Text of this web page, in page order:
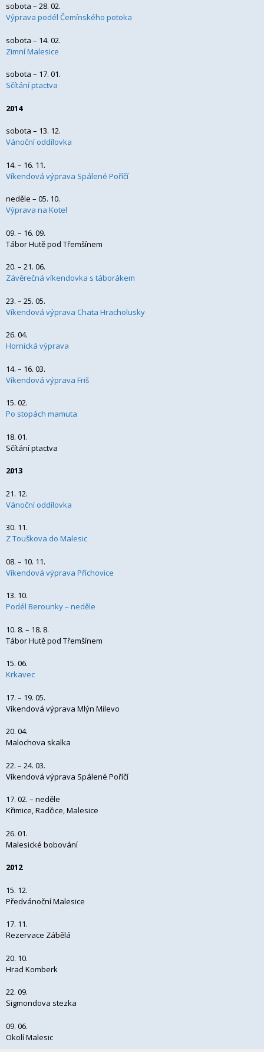
sobota – 28. 02.
Výprava podél Čemínského potoka
sobota – 14. 02.
Zimní Malesice
sobota – 17. 01.
Sčítání ptactva
2014
sobota – 13. 12.
Vánoční oddílovka
14. – 16. 11.
Víkendová výprava Spálené Poříčí
neděle – 05. 10.
Výprava na Kotel
09. – 16. 09.
Tábor Hutě pod Třemšínem
20. – 21. 06.
Závěrečná víkendovka s táborákem
23. – 25. 05.
Víkendová výprava Chata Hracholusky
26. 04.
Hornická výprava
14. – 16. 03.
Víkendová výprava Friš
15. 02.
Po stopách mamuta
18. 01.
Sčítání ptactva
2013
21. 12.
Vánoční oddílovka
30. 11.
Z Touškova do Malesic
08. – 10. 11.
Víkendová výprava Příchovice
13. 10.
Podél Berounky – neděle
10. 8. – 18. 8.
Tábor Hutě pod Třemšínem
15. 06.
Krkavec
17. – 19. 05.
Víkendová výprava Mlýn Milevo
20. 04.
Malochova skalka
22. – 24. 03.
Víkendová výprava Spálené Poříčí
17. 02. – neděle
Křimice, Radčice, Malesice
26. 01.
Malesické bobování
2012
15. 12.
Předvánoční Malesice
17. 11.
Rezervace Zábělá
20. 10.
Hrad Komberk
22. 09.
Sigmondova stezka
09. 06.
Okolí Malesic